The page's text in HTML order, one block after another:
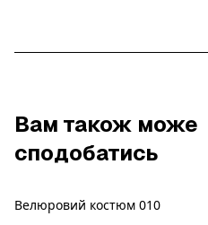
Вам також може
сподобатись
Новинка
Велюровий костюм 010